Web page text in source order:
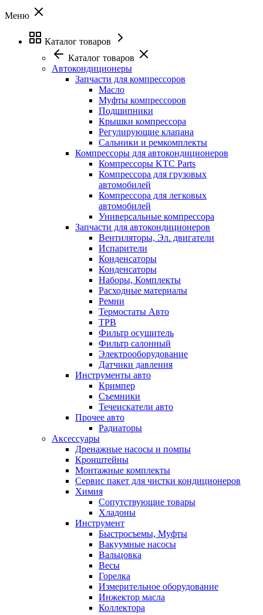
Меню
Каталог товаров
Каталог товаров
Автокондиционеры
Запчасти для компрессоров
Масло
Муфты компрессоров
Подшипники
Крышки компрессора
Регулирующие клапана
Сальники и ремкомплекты
Компрессоры для автокондиционеров
Компрессоры KTC Parts
Компрессора для грузовых
автомобилей
Компрессора для легковых
автомобилей
Универсальные компрессора
Запчасти для автокондиционеров
Вентиляторы, Эл. двигатели
Испарители
Конденсаторы
Конденсаторы
Наборы, Комплекты
Расходные материалы
Ремни
Термостаты Авто
ТРВ
Фильтр осушитель
Фильтр салонный
Электрооборудование
Датчики давления
Инструменты авто
Кримпер
Съемники
Течеискатели авто
Прочее авто
Радиаторы
Аксессуары
Дренажные насосы и помпы
Кронштейны
Монтажные комплекты
Сервис пакет для чистки кондиционеров
Химия
Сопутствующие товары
Хладоны
Инструмент
Быстросъемы, Муфты
Вакуумные насосы
Вальцовка
Весы
Горелка
Измерительное оборудование
Инжектор масла
Коллектора